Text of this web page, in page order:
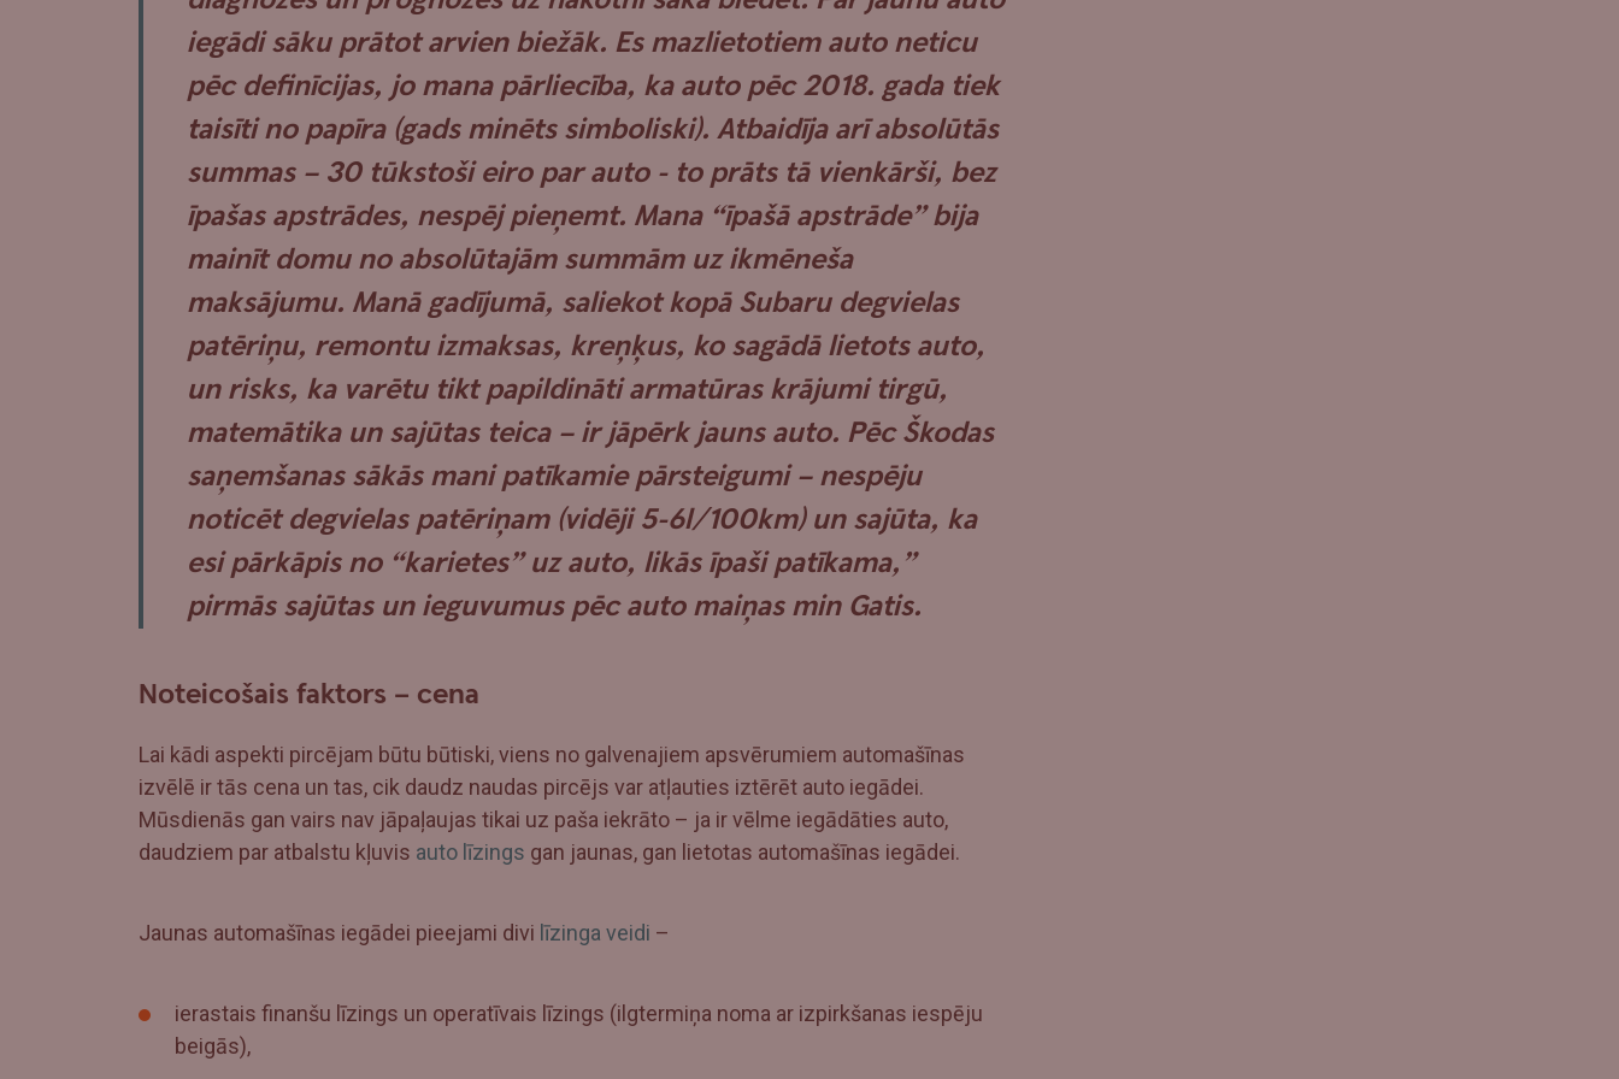
iegādi sāku prātot arvien biežāk. Es mazlietotiem auto neticu
pēc definīcijas, jo mana pārliecība, ka auto pēc 2018. gada tiek
taisīti no papīra (gads minēts simboliski). Atbaidīja arī absolūtās
summas – 30 tūkstoši eiro par auto - to prāts tā vienkārši, bez
īpašas apstrādes, nespēj pieņemt. Mana “īpašā apstrāde” bija
mainīt domu no absolūtajām summām uz ikmēneša
maksājumu. Manā gadījumā, saliekot kopā Subaru degvielas
patēriņu, remontu izmaksas, kreņķus, ko sagādā lietots auto,
un risks, ka varētu tikt papildināti armatūras krājumi tirgū,
matemātika un sajūtas teica – ir jāpērk jauns auto. Pēc Škodas
saņemšanas sākās mani patīkamie pārsteigumi – nespēju
noticēt degvielas patēriņam (vidēji 5-6l/100km) un sajūta, ka
esi pārkāpis no “karietes” uz auto, likās īpaši patīkama,”
pirmās sajūtas un ieguvumus pēc auto maiņas min Gatis.
Noteicošais faktors – cena
Lai kādi aspekti pircējam būtu būtiski, viens no galvenajiem apsvērumiem automašīnas
izvēlē ir tās cena un tas, cik daudz naudas pircējs var atļauties iztērēt auto iegādei.
Mūsdienās gan vairs nav jāpaļaujas tikai uz paša iekrāto – ja ir vēlme iegādāties auto,
daudziem par atbalstu kļuvis auto līzings gan jaunas, gan lietotas automašīnas iegādei.
Jaunas automašīnas iegādei pieejami divi līzinga veidi –
ierastais finanšu līzings un operatīvais līzings (ilgtermiņa noma ar izpirkšanas iespēju
beigās),